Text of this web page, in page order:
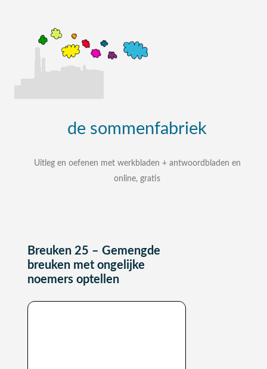
de sommenfabriek
Uitleg en oefenen met werkbladen + antwoordbladen en
online, gratis
Breuken 25 – Gemengde
breuken met ongelijke
noemers optellen